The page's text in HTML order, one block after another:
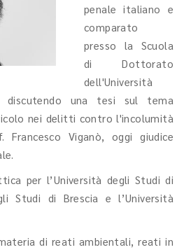
penale italiano e
comparato
presso la Scuola
di Dottorato
dell'Università
discutendo una tesi sul tema
nei delitti contro l'incolumità
Francesco Viganò, oggi giudice
per l’Università degli Studi di
Studi di Brescia e l’Università
di reati ambientali, reati in